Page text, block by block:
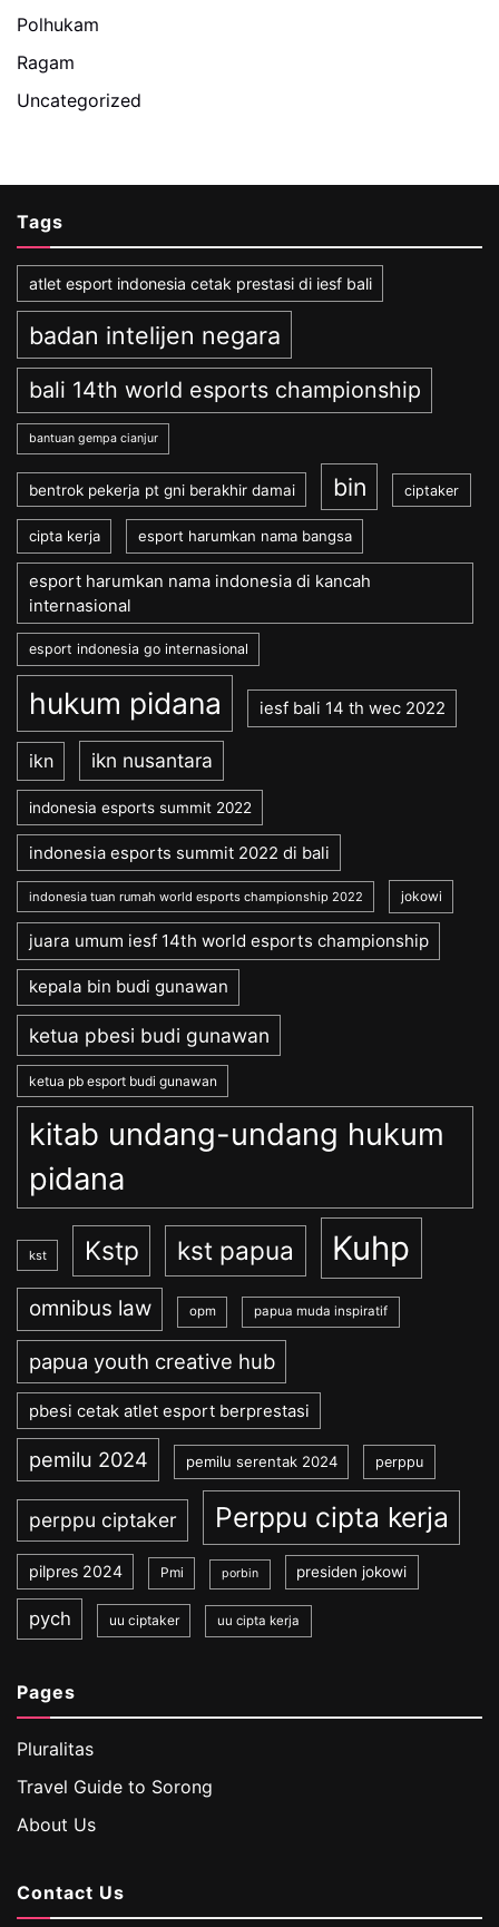
Polhukam
Ragam
Uncategorized
Tags
atlet esport indonesia cetak prestasi di iesf bali
badan intelijen negara
bali 14th world esports championship
bantuan gempa cianjur
bentrok pekerja pt gni berakhir damai bin ciptaker
cipta kerja esport harumkan nama bangsa
esport harumkan nama indonesia di kancah
internasional
esport indonesia go internasional
hukum pidana iesf bali 14 th wec 2022
ikn ikn nusantara
indonesia esports summit 2022
indonesia esports summit 2022 di bali
indonesia tuan rumah world esports championship 2022 jokowi
juara umum iesf 14th world esports championship
kepala bin budi gunawan
ketua pbesi budi gunawan
ketua pb esport budi gunawan
kitab undang-undang hukum
pidana
kst Kstp kst papua Kuhp
omnibus law opm papua muda inspiratif
papua youth creative hub
pbesi cetak atlet esport berprestasi
pemilu 2024 pemilu serentak 2024 perppu
perppu ciptaker Perppu cipta kerja
pilpres 2024 Pmi porbin presiden jokowi
pych uu ciptaker uu cipta kerja
Pages
Pluralitas
Travel Guide to Sorong
About Us
Contact Us